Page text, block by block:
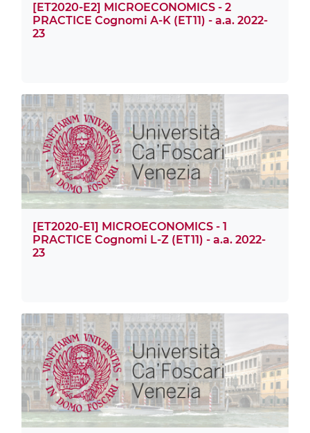
[ET2020-E2] MICROECONOMICS - 2
PRACTICE Cognomi A-K (ET11) - a.a. 2022-
23
[ET2020-E1] MICROECONOMICS - 1
PRACTICE Cognomi L-Z (ET11) - a.a. 2022-
23